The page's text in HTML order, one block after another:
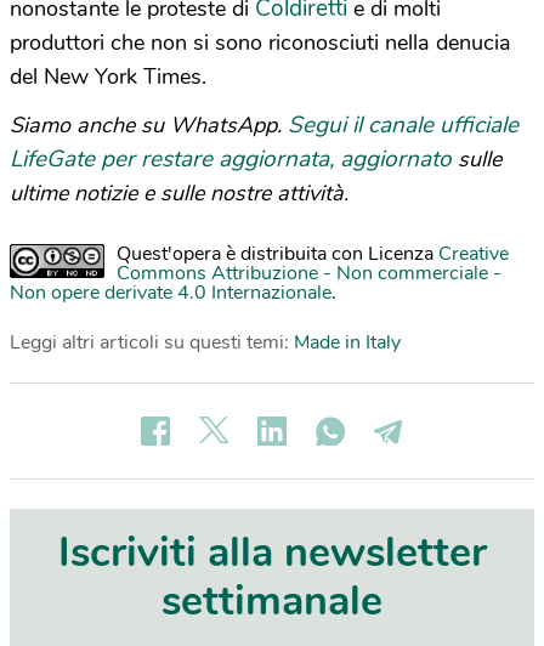
nonostante le proteste di Coldiretti e di molti
produttori che non si sono riconosciuti nella denucia
del New York Times.
Siamo anche su WhatsApp. Segui il canale ufficiale
LifeGate per restare aggiornata, aggiornato sulle
ultime notizie e sulle nostre attività.
Quest'opera è distribuita con Licenza Creative
Commons Attribuzione - Non commerciale -
Non opere derivate 4.0 Internazionale.
Leggi altri articoli su questi temi: Made in Italy
Iscriviti alla newsletter
settimanale